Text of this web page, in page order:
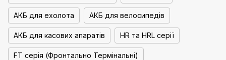
АКБ для ехолота АКБ для велосипедів
АКБ для касових апаратів HR та HRL серії
FT серія (Фронтально Термінальні)